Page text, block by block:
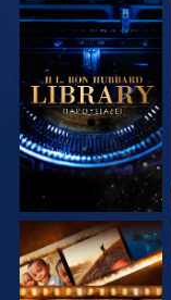
ΕΞΕΡΕΥΝΗΣΤΕ ΤΗ
ΣΕΙΡΑ
ΕΞΕΡΕΥΝΗΣΤΕ ΤΗ